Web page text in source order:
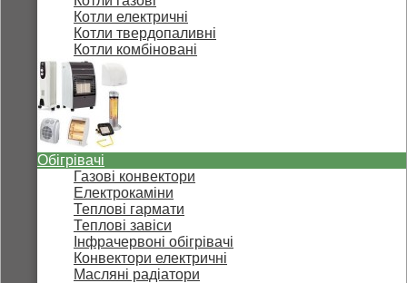
Котли електричні
Котли твердопаливні
Котли комбіновані
Обігрівачі
Газові конвектори
Електрокаміни
Теплові гармати
Теплові завіси
Інфрачервоні обігрівачі
Конвектори електричні
Масляні радіатори